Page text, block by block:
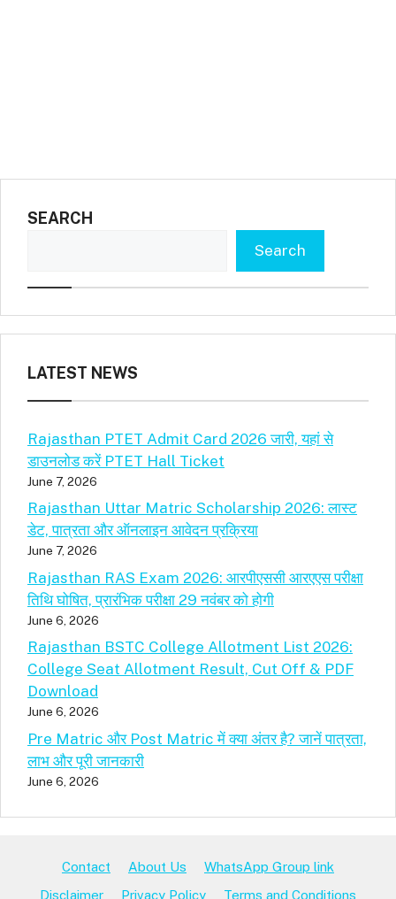
SEARCH
Search
LATEST NEWS
Rajasthan PTET Admit Card 2026 जारी, यहां से
डाउनलोड करें PTET Hall Ticket
June 7, 2026
Rajasthan Uttar Matric Scholarship 2026: लास्ट
डेट, पात्रता और ऑनलाइन आवेदन प्रक्रिया
June 7, 2026
Rajasthan RAS Exam 2026: आरपीएससी आरएएस परीक्षा
तिथि घोषित, प्रारंभिक परीक्षा 29 नवंबर को होगी
June 6, 2026
Rajasthan BSTC College Allotment List 2026:
College Seat Allotment Result, Cut Off & PDF
Download
June 6, 2026
Pre Matric और Post Matric में क्या अंतर है? जानें पात्रता,
लाभ और पूरी जानकारी
June 6, 2026
Contact About Us
WhatsApp Group link
Disclaimer
Privacy Policy Terms and Conditions